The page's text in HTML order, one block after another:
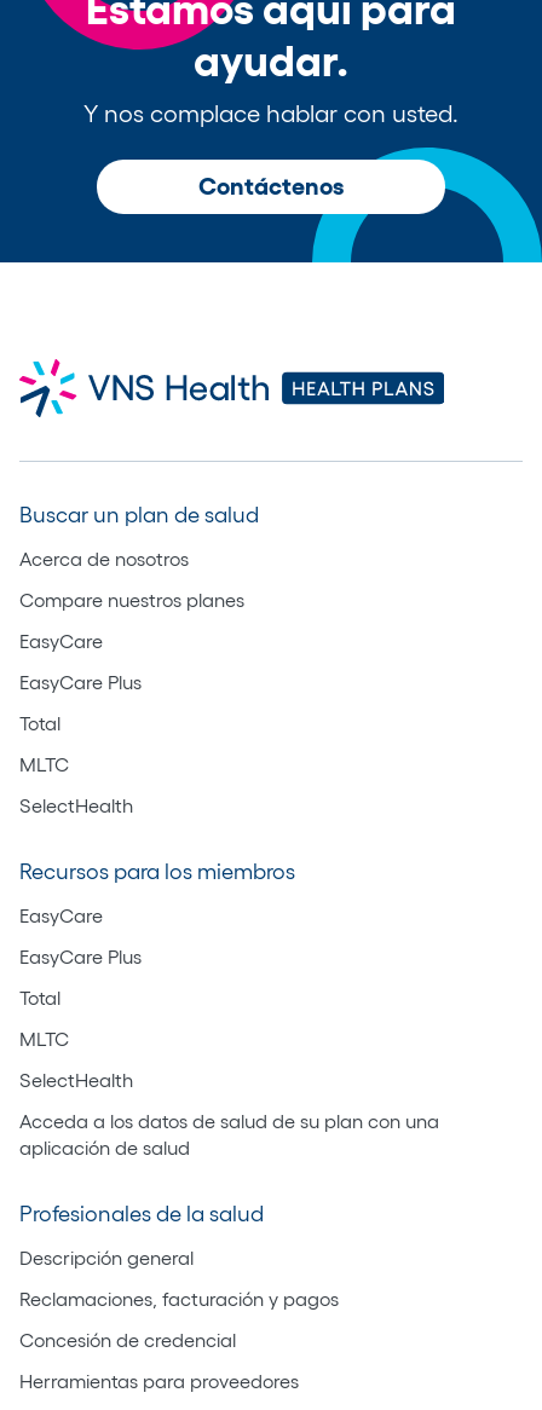
ayudar.
Y nos complace hablar con usted.
Contáctenos
Buscar un plan de salud
Acerca de nosotros
Compare nuestros planes
EasyCare
EasyCare Plus
Total
MLTC
SelectHealth
Recursos para los miembros
EasyCare
EasyCare Plus
Total
MLTC
SelectHealth
Acceda a los datos de salud de su plan con una
aplicación de salud
Profesionales de la salud
Descripción general
Reclamaciones, facturación y pagos
Concesión de credencial
Herramientas para proveedores